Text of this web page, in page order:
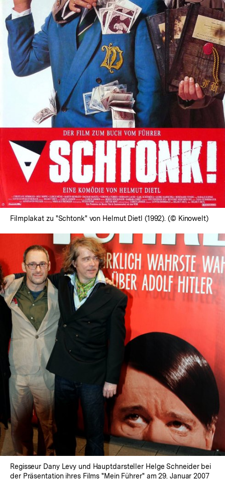
In
Lightbox
öffnen
Filmplakat zu "Schtonk" von Helmut Dietl (1992). (© Kinowelt)
öffnen
Regisseur Dany Levy und Hauptdarsteller Helge Schneider bei
der Präsentation ihres Films "Mein Führer" am 29. Januar 2007